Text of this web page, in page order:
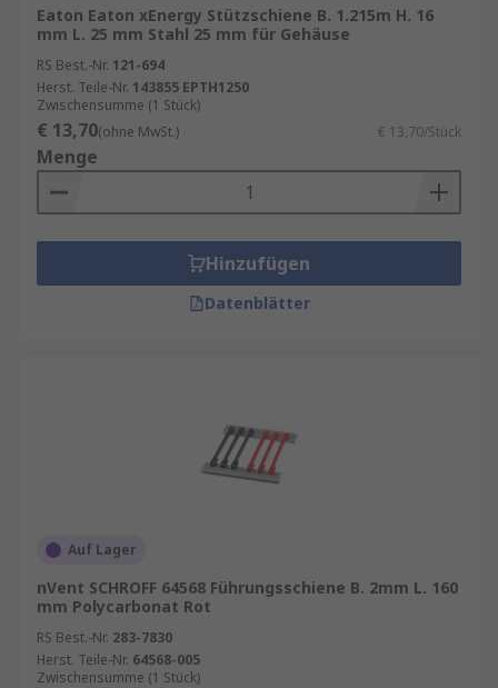
Eaton Eaton xEnergy Stützschiene B. 1.215m H. 16
mm L. 25 mm Stahl 25 mm für Gehäuse
RS Best.-Nr. 121-694
Herst. Teile-Nr. 143855 EPTH1250
Zwischensumme (1 Stück)
€ 13,70(ohne MwSt.) € 13,70/Stück
Menge
Hinzufügen
Datenblätter
Auf Lager
nVent SCHROFF 64568 Führungsschiene B. 2mm L. 160
mm Polycarbonat Rot
RS Best.-Nr. 283-7830
Herst. Teile-Nr. 64568-005
Zwischensumme (1 Stück)